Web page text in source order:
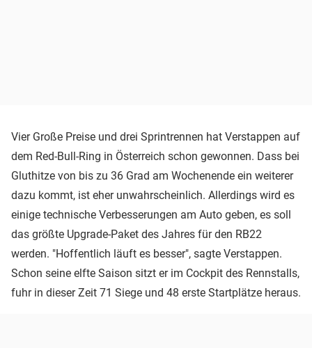
Vier Große Preise und drei Sprintrennen hat Verstappen auf
dem Red-Bull-Ring in Österreich schon gewonnen. Dass bei
Gluthitze von bis zu 36 Grad am Wochenende ein weiterer
dazu kommt, ist eher unwahrscheinlich. Allerdings wird es
einige technische Verbesserungen am Auto geben, es soll
das größte Upgrade-Paket des Jahres für den RB22
werden. "Hoffentlich läuft es besser", sagte Verstappen.
Schon seine elfte Saison sitzt er im Cockpit des Rennstalls,
fuhr in dieser Zeit 71 Siege und 48 erste Startplätze heraus.